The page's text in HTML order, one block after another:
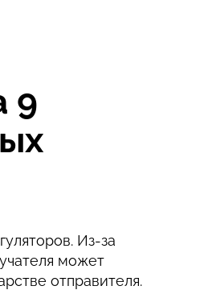
9
Из-за
может
отправителя.